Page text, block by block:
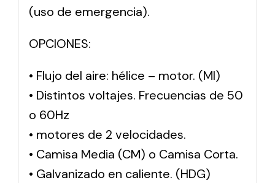
(uso de emergencia).
OPCIONES:
• Flujo del aire: hélice – motor. (MI)
• Distintos voltajes. Frecuencias de 50
o 60Hz
• motores de 2 velocidades.
• Camisa Media (CM) o Camisa Corta.
• Galvanizado en caliente. (HDG)